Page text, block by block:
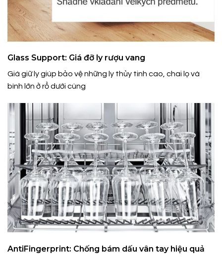
Glass Support: Giá đỡ ly rượu vang
Giá giữ ly giúp bảo vệ những ly thủy tinh cao, chai lọ và
bình lớn ở rổ dưới cùng
AntiFingerprint: Chống bám dấu vân tay hiệu quả